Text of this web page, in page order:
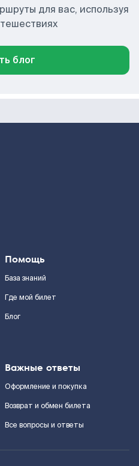
для вас, используя
блог
Помощь
База знаний
Где мой билет
Блог
Важные ответы
Оформление и покупка
Возврат и обмен билета
Все вопросы и ответы